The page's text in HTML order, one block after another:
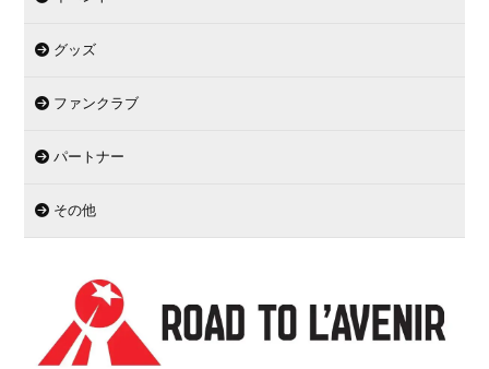
グッズ
ファンクラブ
パートナー
その他